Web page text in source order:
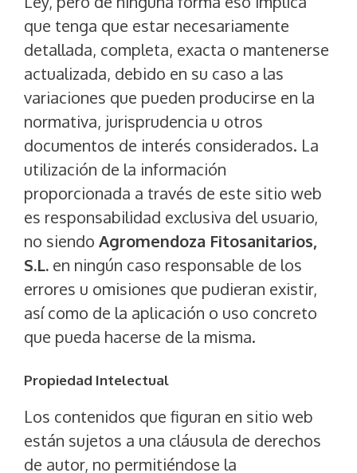
que tenga que estar necesariamente
detallada, completa, exacta o mantenerse
actualizada, debido en su caso a las
variaciones que pueden producirse en la
normativa, jurisprudencia u otros
documentos de interés considerados. La
utilización de la información
proporcionada a través de este sitio web
es responsabilidad exclusiva del usuario,
no siendo Agromendoza Fitosanitarios,
S.L. en ningún caso responsable de los
errores u omisiones que pudieran existir,
así como de la aplicación o uso concreto
que pueda hacerse de la misma.
Propiedad Intelectual
Los contenidos que figuran en sitio web
están sujetos a una cláusula de derechos
de autor, no permitiéndose la